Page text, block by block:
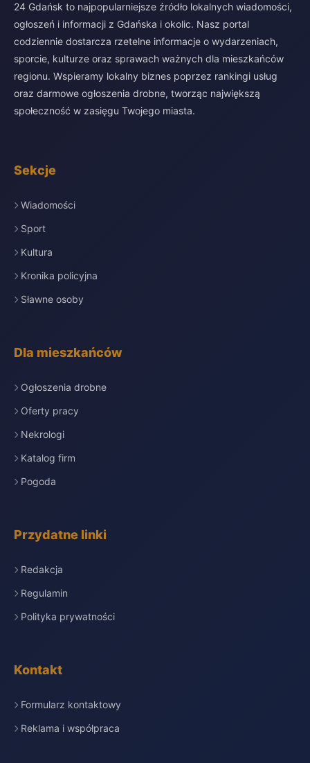
24 Gdańsk to najpopularniejsze źródło lokalnych wiadomości,
ogłoszeń i informacji z Gdańska i okolic. Nasz portal
codziennie dostarcza rzetelne informacje o wydarzeniach,
sporcie, kulturze oraz sprawach ważnych dla mieszkańców
regionu. Wspieramy lokalny biznes poprzez rankingi usług
oraz darmowe ogłoszenia drobne, tworząc największą
społeczność w zasięgu Twojego miasta.
Sekcje
Wiadomości
Sport
Kultura
Kronika policyjna
Sławne osoby
Dla mieszkańców
Ogłoszenia drobne
Oferty pracy
Nekrologi
Katalog firm
Pogoda
Przydatne linki
Redakcja
Regulamin
Polityka prywatności
Kontakt
Formularz kontaktowy
Reklama i współpraca